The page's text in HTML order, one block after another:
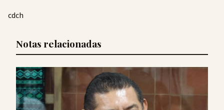
cdch
Notas relacionadas